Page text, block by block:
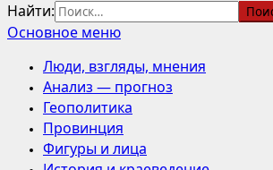
Найти:
Основное меню
Люди, взгляды, мнения
Анализ — прогноз
Геополитика
Провинция
Фигуры и лица